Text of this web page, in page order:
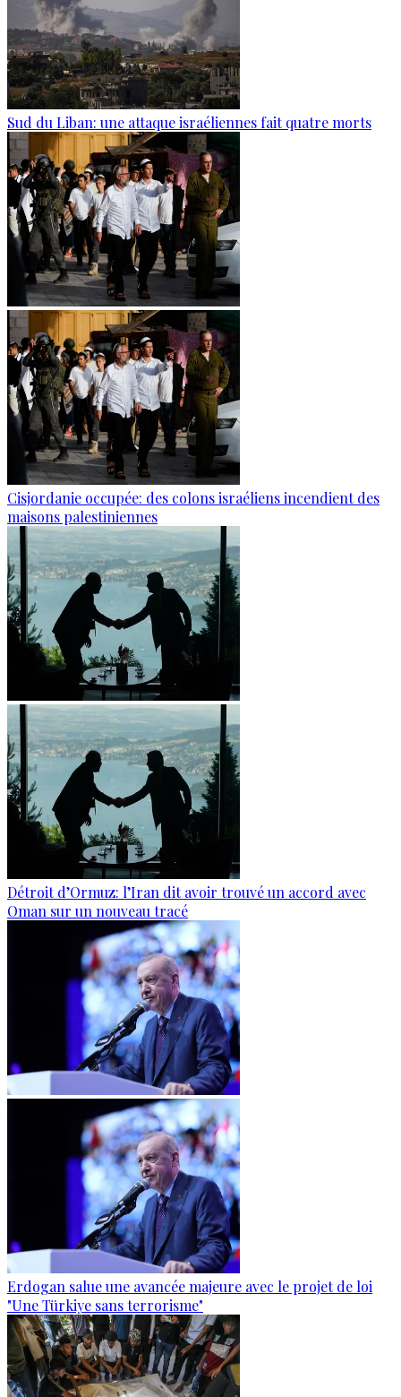
Sud du Liban: une attaque israéliennes fait quatre morts
Cisjordanie occupée: des colons israéliens incendient des
maisons palestiniennes
Détroit d’Ormuz: l’Iran dit avoir trouvé un accord avec
Oman sur un nouveau tracé
Erdogan salue une avancée majeure avec le projet de loi
"Une Türkiye sans terrorisme"